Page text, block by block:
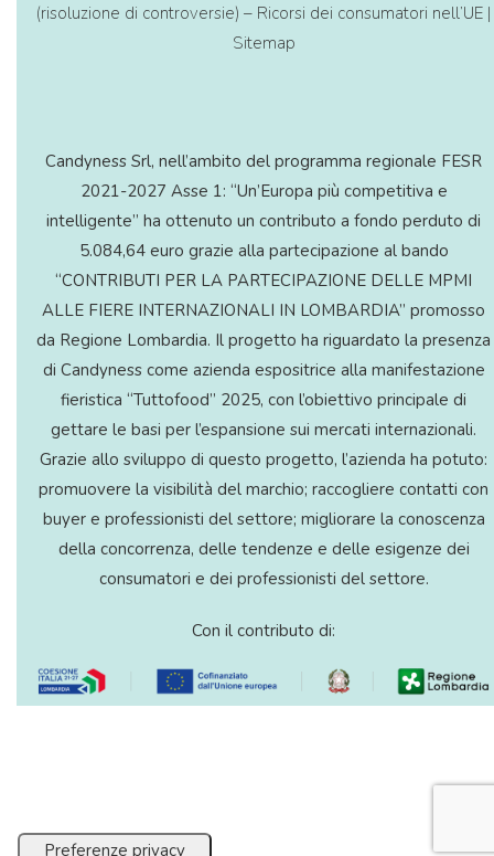
(risoluzione di controversie) – Ricorsi dei consumatori nell’UE |
Sitemap
Candyness Srl, nell’ambito del programma regionale FESR
2021-2027 Asse 1: “Un’Europa più competitiva e
intelligente” ha ottenuto un contributo a fondo perduto di
5.084,64 euro grazie alla partecipazione al bando
“CONTRIBUTI PER LA PARTECIPAZIONE DELLE MPMI
ALLE FIERE INTERNAZIONALI IN LOMBARDIA” promosso
da Regione Lombardia. Il progetto ha riguardato la presenza
di Candyness come azienda espositrice alla manifestazione
fieristica “Tuttofood” 2025, con l’obiettivo principale di
gettare le basi per l’espansione sui mercati internazionali.
Grazie allo sviluppo di questo progetto, l’azienda ha potuto:
promuovere la visibilità del marchio; raccogliere contatti con
buyer e professionisti del settore; migliorare la conoscenza
della concorrenza, delle tendenze e delle esigenze dei
consumatori e dei professionisti del settore.
Con il contributo di: